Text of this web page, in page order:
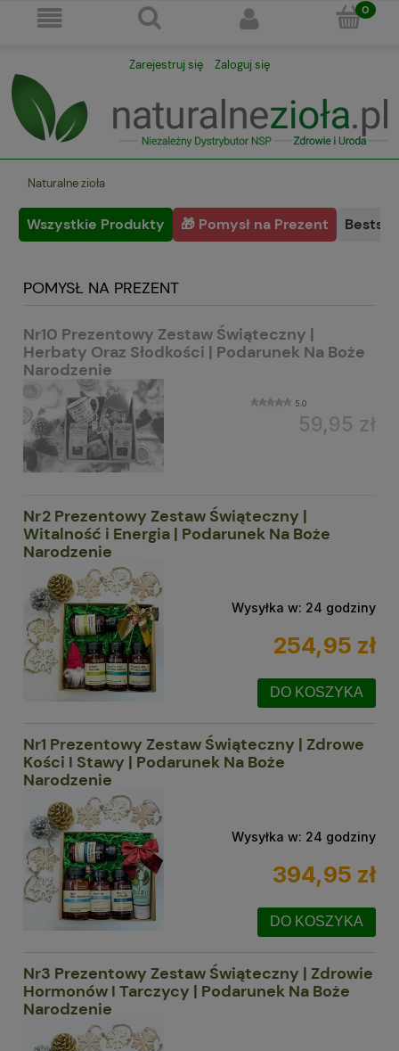
Zarejestruj się Zaloguj się
Naturalne zioła
Wszystkie Produkty 🎁 Pomysł na Prezent
POMYSŁ NA PREZENT
Nr10 Prezentowy Zestaw Świąteczny |
Herbaty Oraz Słodkości | Podarunek Na Boże
Narodzenie
5.0
59,95 zł
Nr2 Prezentowy Zestaw Świąteczny |
Witalność i Energia | Podarunek Na Boże
Narodzenie
Wysyłka w: 24 godziny
254,95 zł
DO KOSZYKA
Nr1 Prezentowy Zestaw Świąteczny | Zdrowe
Kości I Stawy | Podarunek Na Boże
Narodzenie
Wysyłka w: 24 godziny
394,95 zł
DO KOSZYKA
Nr3 Prezentowy Zestaw Świąteczny | Zdrowie
Hormonów I Tarczycy | Podarunek Na Boże
Narodzenie